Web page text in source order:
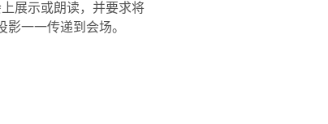
展示或朗读，并要求将
一一传递到会场。